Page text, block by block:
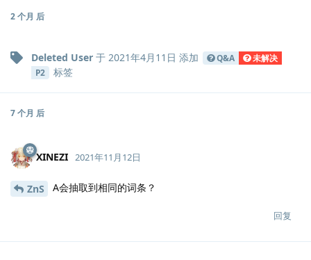
2 个月 后
Deleted User 于 2021年4月11日 添加 Q&A
未解决
P2
标签
7 个月 后
XINEZI 2021年11月12日
ZnS A会抽取到相同的词条？
回复